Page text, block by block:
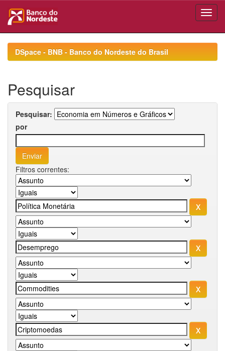
navigationDSpace - BNB - Banco do Nordeste do Brasil
Pesquisar
Pesquisar:
por
Filtros correntes: